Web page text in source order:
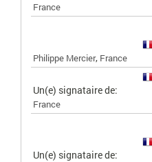
France
Philippe Mercier, France
Un(e) signataire de:
France
Un(e) signataire de: